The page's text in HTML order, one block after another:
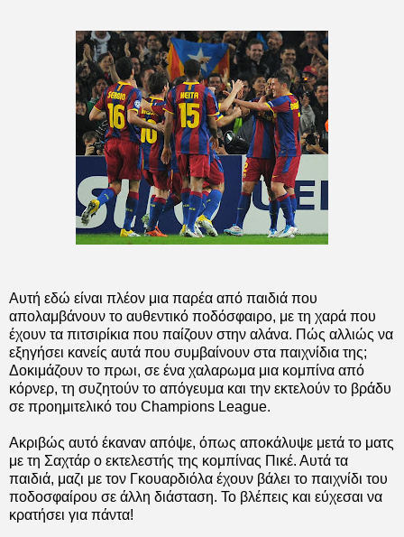
Αυτή εδώ είναι πλέον μια παρέα από παιδιά που
απολαμβάνουν το αυθεντικό ποδόσφαιρο, με τη χαρά που
έχουν τα πιτσιρίκια που παίζουν στην αλάνα. Πώς αλλιώς να
εξηγήσει κανείς αυτά που συμβαίνουν στα παιχνίδια της;
Δοκιμάζουν το πρωι, σε ένα χαλαρωμα μια κομπίνα από
κόρνερ, τη συζητούν το απόγευμα και την εκτελούν το βράδυ
σε προημιτελικό του Champions League.
Ακριβώς αυτό έκαναν απόψε, όπως αποκάλυψε μετά το ματς
με τη Σαχτάρ ο εκτελεστής της κομπίνας Πικέ. Αυτά τα
παιδιά, μαζι με τον Γκουαρδιόλα έχουν βάλει το παιχνίδι του
ποδοσφαίρου σε άλλη διάσταση. Το βλέπεις και εύχεσαι να
κρατήσει για πάντα!